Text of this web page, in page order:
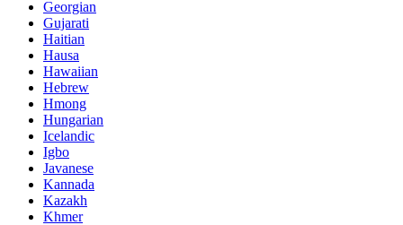
Georgian
Gujarati
Haitian
Hausa
Hawaiian
Hebrew
Hmong
Hungarian
Icelandic
Igbo
Javanese
Kannada
Kazakh
Khmer